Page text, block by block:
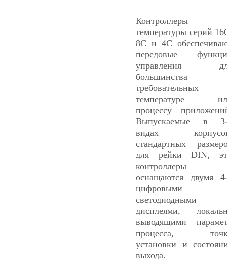
Контроллеры
температуры серий
8C и 4C
передовые
управления
большинства
требовательных
температуре
процессу
Выпускаемые в
видах
стандартных
для рейки DIN,
контроллеры
оснащаются двумя
цифровыми
светодиодными
дисплеями,
выводящими
процесса,
установки и
выхода.